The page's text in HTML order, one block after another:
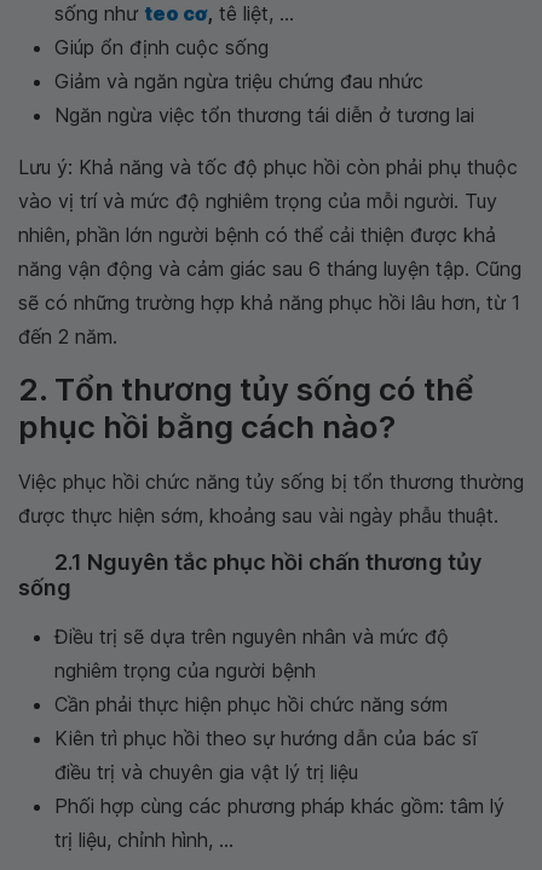
sống như teo cơ, tê liệt, ...
Giúp ổn định cuộc sống
Giảm và ngăn ngừa triệu chứng đau nhức
Ngăn ngừa việc tổn thương tái diễn ở tương lai
Lưu ý: Khả năng và tốc độ phục hồi còn phải phụ thuộc
vào vị trí và mức độ nghiêm trọng của mỗi người. Tuy
nhiên, phần lớn người bệnh có thể cải thiện được khả
năng vận động và cảm giác sau 6 tháng luyện tập. Cũng
sẽ có những trường hợp khả năng phục hồi lâu hơn, từ 1
đến 2 năm.
2. Tổn thương tủy sống có thể
phục hồi bằng cách nào?
Việc phục hồi chức năng tủy sống bị tổn thương thường
được thực hiện sớm, khoảng sau vài ngày phẫu thuật.
2.1 Nguyên tắc phục hồi chấn thương tủy
sống
Điều trị sẽ dựa trên nguyên nhân và mức độ
nghiêm trọng của người bệnh
Cần phải thực hiện phục hồi chức năng sớm
Kiên trì phục hồi theo sự hướng dẫn của bác sĩ
điều trị và chuyên gia vật lý trị liệu
Phối hợp cùng các phương pháp khác gồm: tâm lý
trị liệu, chỉnh hình, ...